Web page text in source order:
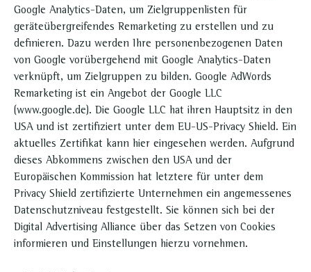
Google Analytics-Daten, um Zielgruppenlisten für
geräteübergreifendes Remarketing zu erstellen und zu
definieren. Dazu werden Ihre personenbezogenen Daten
von Google vorübergehend mit Google Analytics-Daten
verknüpft, um Zielgruppen zu bilden. Google AdWords
Remarketing ist ein Angebot der Google LLC
(www.google.de). Die Google LLC hat ihren Hauptsitz in den
USA und ist zertifiziert unter dem EU-US-Privacy Shield. Ein
aktuelles Zertifikat kann hier eingesehen werden. Aufgrund
dieses Abkommens zwischen den USA und der
Europäischen Kommission hat letztere für unter dem
Privacy Shield zertifizierte Unternehmen ein angemessenes
Datenschutzniveau festgestellt. Sie können sich bei der
Digital Advertising Alliance über das Setzen von Cookies
informieren und Einstellungen hierzu vornehmen.